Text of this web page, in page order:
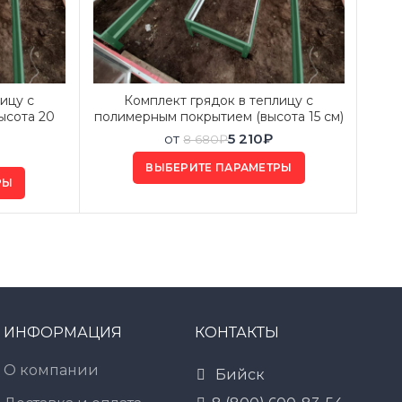
с
20
Комплект грядок в теплицу с
полимерным покрытием (высота 15 см)
от 8 680₽5 210₽
ВЫБЕРИТЕ ПАРАМЕТРЫ
ИНФОРМАЦИЯ
О компании
КОНТАКТЫ
Бийск